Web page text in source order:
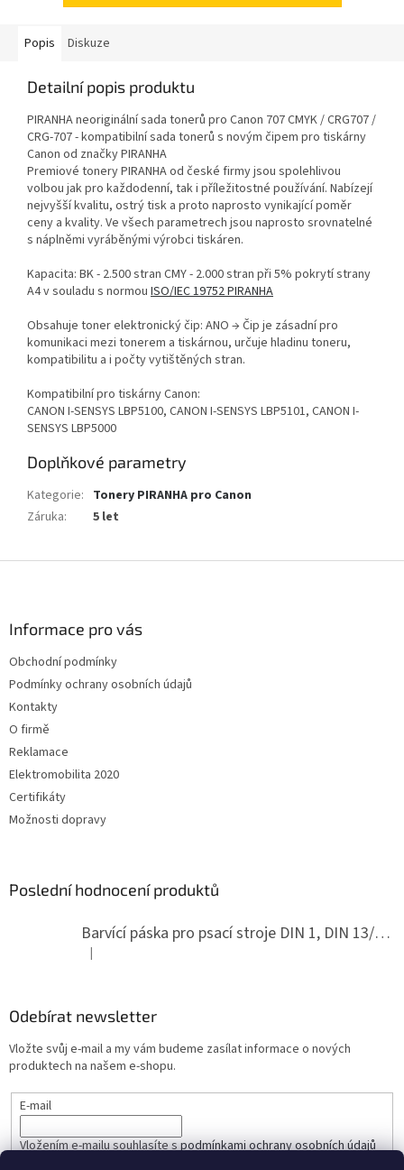
Popis Diskuze
Detailní popis produktu
PIRANHA neoriginální sada tonerů pro Canon 707 CMYK / CRG707 /
CRG-707 - kompatibilní sada tonerů s novým čipem pro tiskárny
Canon od značky PIRANHA
Premiové tonery PIRANHA od české firmy jsou spolehlivou
volbou jak pro každodenní, tak i příležitostné používání. Nabízejí
nejvyšší kvalitu, ostrý tisk a proto naprosto vynikající poměr
ceny a kvality. Ve všech parametrech jsou naprosto srovnatelné
s náplněmi vyráběnými výrobci tiskáren.
Kapacita: BK - 2.500 stran CMY - 2.000 stran při 5% pokrytí strany
A4 v souladu s normou ISO/IEC 19752 PIRANHA
Obsahuje toner elektronický čip: ANO → Čip je zásadní pro
komunikaci mezi tonerem a tiskárnou, určuje hladinu toneru,
kompatibilitu a i počty vytištěných stran.
Kompatibilní pro tiskárny Canon:
CANON I-SENSYS LBP5100, CANON I-SENSYS LBP5101, CANON I-
SENSYS LBP5000
Doplňkové parametry
Kategorie: Tonery PIRANHA pro Canon
Záruka: 5 let
Informace pro vás
Obchodní podmínky
Podmínky ochrany osobních údajů
Kontakty
O firmě
Reklamace
Elektromobilita 2020
Certifikáty
Možnosti dopravy
Poslední hodnocení produktů
Barvící páska pro psací stroje DIN 1, DIN 13/10, LAND, PA červenočerná
Hodnocení produktu je 5 z 5 hvězdiček.
|
Odebírat newsletter
Vložte svůj e-mail a my vám budeme zasílat informace o nových
produktech na našem e-shopu.
E-mail
Vložením e-mailu souhlasíte spodmínkami ochrany osobních údajů